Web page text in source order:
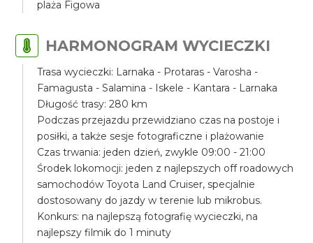
plaża Figowa
HARMONOGRAM WYCIECZKI
Trasa wycieczki: Larnaka - Protaras - Varosha -
Famagusta - Salamina - Iskele - Kantara - Larnaka
Długość trasy: 280 km
Podczas przejazdu przewidziano czas na postoje i
posiłki, a także sesje fotograficzne i plażowanie
Czas trwania: jeden dzień, zwykle 09:00 - 21:00
Środek lokomocji: jeden z najlepszych off roadowych
samochodów Toyota Land Cruiser, specjalnie
dostosowany do jazdy w terenie lub mikrobus.
Konkurs: na najlepszą fotografię wycieczki, na
najlepszy filmik do 1 minuty